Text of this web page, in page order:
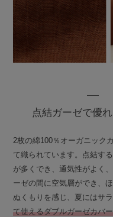
点結ガーゼで優
2枚の綿100％オーガニック
て織られています。点結す
が多くでき、通気性がよく
ーゼの間に空気層ができ、
ぬくもりを感じ、夏にはサ
て使えるダブルガーゼカバー